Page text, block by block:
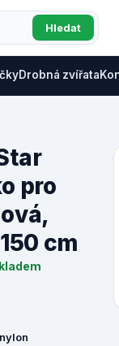
Hledat
Drobná zvířata
pro
cm